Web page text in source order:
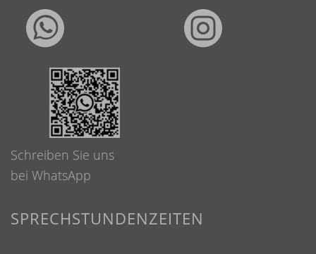
Schreiben Sie uns
bei WhatsApp
SPRECHSTUNDENZEITEN